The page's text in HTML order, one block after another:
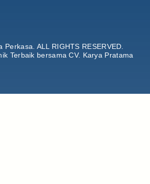
Perkasa. ALL RIGHTS RESERVED.
Terbaik bersama CV. Karya Pratama